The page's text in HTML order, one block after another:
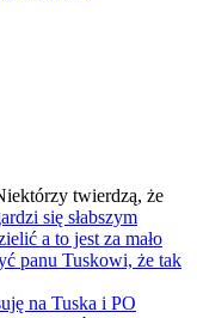
twierdzą, że
się słabszym
a to jest za mało
panu Tuskowi, że tak
na Tuska i PO